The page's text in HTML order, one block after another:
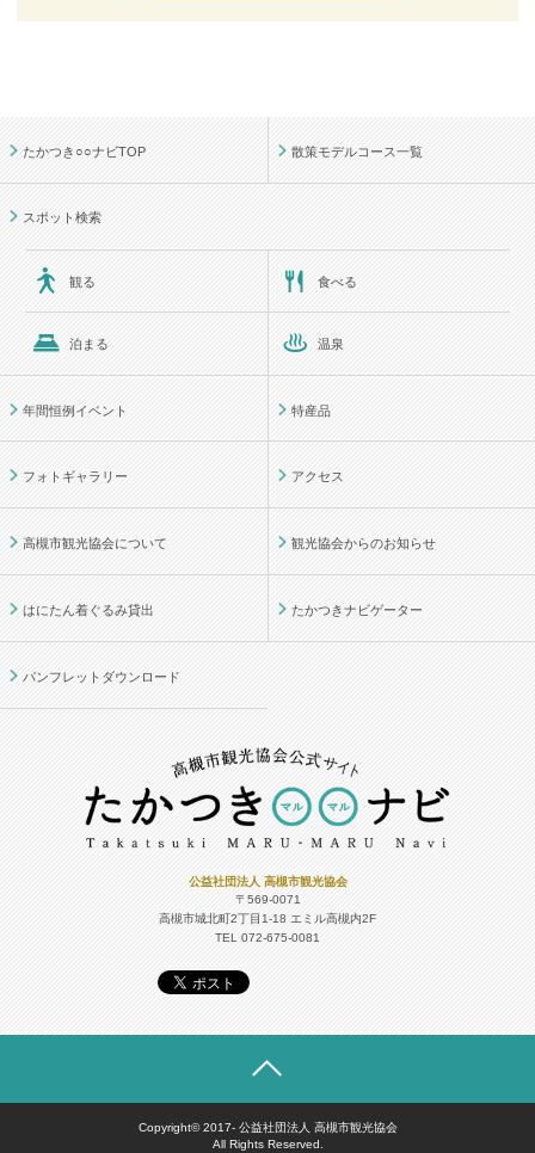
たかつき○○ナビTOP 散策モデルコース一覧
スポット検索
観る 食べる
泊まる 温泉
年間恒例イベント 特産品
フォトギャラリー アクセス
高槻市観光協会について 観光協会からのお知らせ
はにたん着ぐるみ貸出 たかつきナビゲーター
パンフレットダウンロード
公益社団法人 高槻市観光協会
〒569-0071
高槻市城北町2丁目1-18 エミル高槻内2F
TEL 072-675-0081
Copyright© 2017- 公益社団法人 高槻市観光協会
All Rights Reserved.